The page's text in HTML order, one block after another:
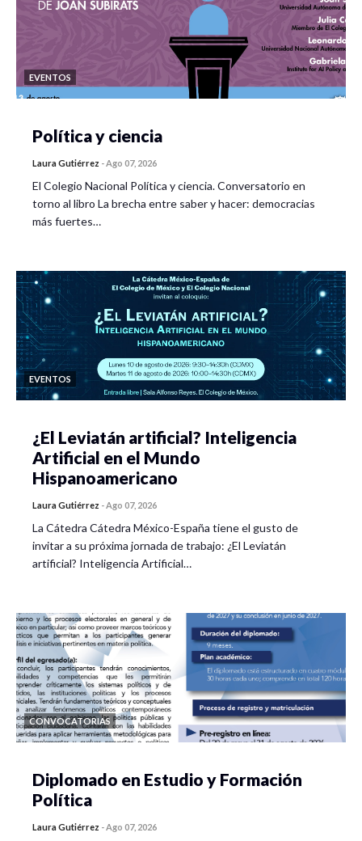
EVENTOS
Política y ciencia
Laura Gutiérrez -Ago 07, 2026
El Colegio Nacional Política y ciencia. Conversatorio en
torno al libro La brecha entre saber y hacer: democracias
más fuertes…
EVENTOS
¿El Leviatán artificial? Inteligencia
Artificial en el Mundo
Hispanoamericano
Laura Gutiérrez -Ago 07, 2026
La Cátedra Cátedra México-España tiene el gusto de
invitar a su próxima jornada de trabajo: ¿El Leviatán
artificial? Inteligencia Artificial…
CONVOCATORIAS
Diplomado en Estudio y Formación
Política
Laura Gutiérrez -Ago 07, 2026